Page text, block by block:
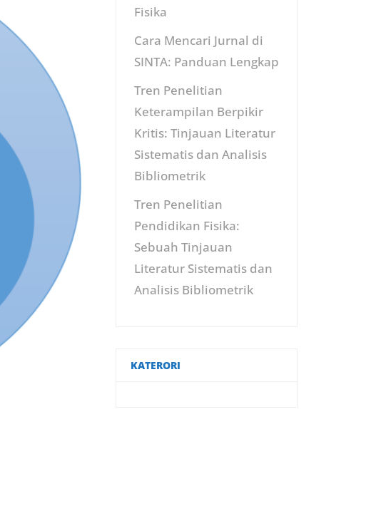
Fisika
Cara Mencari Jurnal di
SINTA: Panduan Lengkap
Tren Penelitian
Keterampilan Berpikir
Kritis: Tinjauan Literatur
Sistematis dan Analisis
Bibliometrik
Tren Penelitian
Pendidikan Fisika:
Sebuah Tinjauan
Literatur Sistematis dan
Analisis Bibliometrik
KATERORI